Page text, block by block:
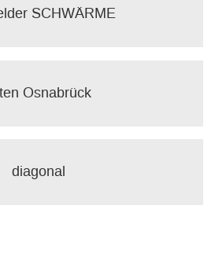
SCHWÄRME
Osnabrück
diagonal